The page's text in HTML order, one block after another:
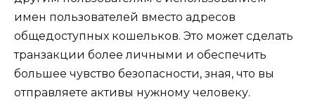
имен пользователей вместо адресов
общедоступных кошельков. Это может сделать
транзакции более личными и обеспечить
большее чувство безопасности, зная, что вы
отправляете активы нужному человеку.